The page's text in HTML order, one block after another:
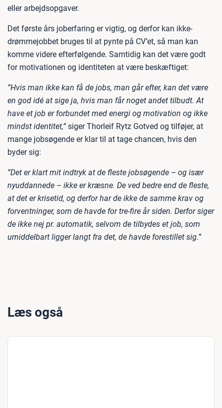
eller arbejdsopgaver.
Det første års joberfaring er vigtig, og derfor kan ikke-
drømmejobbet bruges til at pynte på CV’et, så man kan
komme videre efterfølgende. Samtidig kan det være godt
for motivationen og identiteten at være beskæftiget:
”Hvis man ikke kan få de jobs, man går efter, kan det være
en god idé at sige ja, hvis man får noget andet tilbudt. At
have et job er forbundet med energi og motivation og ikke
mindst identitet,” siger Thorleif Rytz Gotved og tilføjer, at
mange jobsøgende er klar til at tage chancen, hvis den
byder sig:
”Det er klart mit indtryk at de fleste jobsøgende – og især
nyuddannede – ikke er kræsne. De ved bedre end de fleste,
at det er krisetid, og derfor har de ikke de samme krav og
forventninger, som de havde for tre-fire år siden. Derfor siger
de ikke nej pr. automatik, selvom de tilbydes et job, som
umiddelbart ligger langt fra det, de havde forestillet sig.”
Læs også